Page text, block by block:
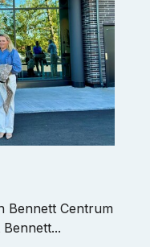
Bennett Centrum
Bennett...